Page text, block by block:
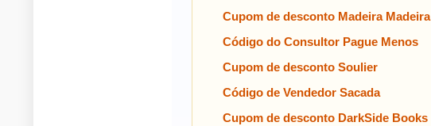
Cupom de desconto Madeira Madeira
Código do Consultor Pague Menos
Cupom de desconto Soulier
Código de Vendedor Sacada
Cupom de desconto DarkSide Books